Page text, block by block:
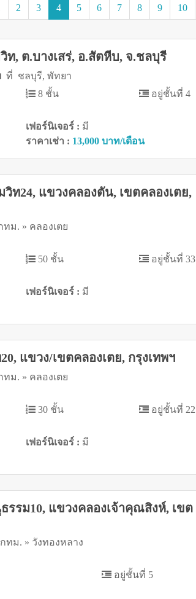
2 3 4(current)
5 6 7 8 9 10
ท, ต.บางเสร่, อ.สัตหีบ, จ.ชลบุรี
ที่ ชลบุรี, พัทยา
8 ชั้น
อยู่ชั้นที่ 4
เฟอร์นิเจอร์ : มี
ราคาเช่า : 13,000 บาท/เดือน
ท24, แขวงคลองตัน, เขตคลองเตย,
ม. » คลองเตย
50 ชั้น
อยู่ชั้นที่ 33
เฟอร์นิเจอร์ : มี
แขวง/เขตคลองเตย, กรุงเทพฯ
ม. » คลองเตย
30 ชั้น
อยู่ชั้นที่ 22
เฟอร์นิเจอร์ : มี
รม10, แขวงคลองเจ้าคุณสิงห์, เขต
ทม. » วังทองหลาง
อยู่ชั้นที่ 5